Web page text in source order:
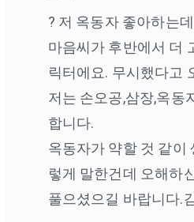
? 저 옥동자 좋아하는
마음씨가 후반에서 더
릭터에요. 무시했다고
저는 손오공,삼장,옥동
합니다.
옥동자가 약할 것 같이
렇게 말한건데 오해하
풀으셨으길 바랍니다.